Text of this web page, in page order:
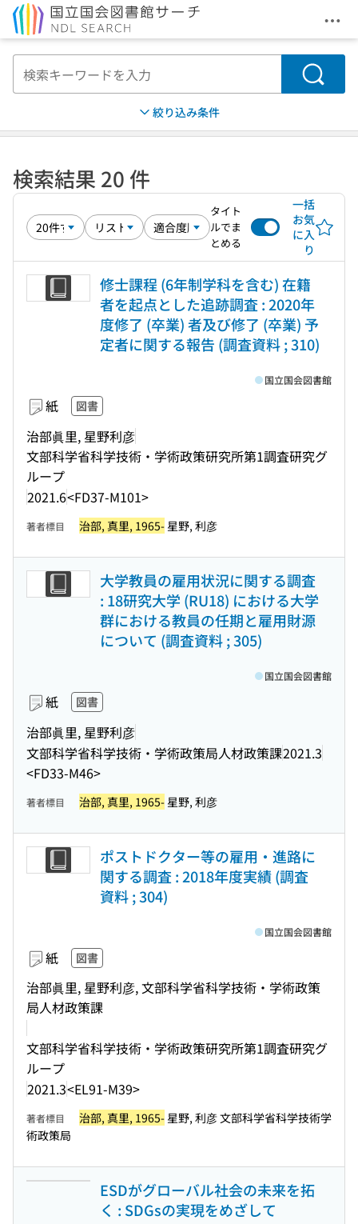
メ
検索
絞り込み条件
検索結果 20 件
タイト
ルでま
とめる
一括
お気
に入
り
修士課程 (6年制学科を含む) 在籍
者を起点とした追跡調査 : 2020年
度修了 (卒業) 者及び修了 (卒業) 予
定者に関する報告 (調査資料 ; 310)
紙 図書
治部眞里, 星野利彦
文部科学省科学技術・学術政策研究所第1調査研究グ
ループ
2021.6<FD37-M101>
国立国会図書館
著者標目 治部, 真里, 1965- 星野, 利彦
大学教員の雇用状況に関する調査
: 18研究大学 (RU18) における大学
群における教員の任期と雇用財源
について (調査資料 ; 305)
紙 図書
治部眞里, 星野利彦
文部科学省科学技術・学術政策局人材政策課2021.3
<FD33-M46>
国立国会図書館
著者標目 治部, 真里, 1965- 星野, 利彦
ポストドクター等の雇用・進路に
関する調査 : 2018年度実績 (調査
資料 ; 304)
紙 図書
治部眞里, 星野利彦, 文部科学省科学技術・学術政策
局人材政策課
文部科学省科学技術・学術政策研究所第1調査研究グ
ループ
2021.3<EL91-M39>
国立国会図書館
著者標目 治部, 真里, 1965- 星野, 利彦 文部科学省科学技術学
術政策局
ESDがグローバル社会の未来を拓
く : SDGsの実現をめざして